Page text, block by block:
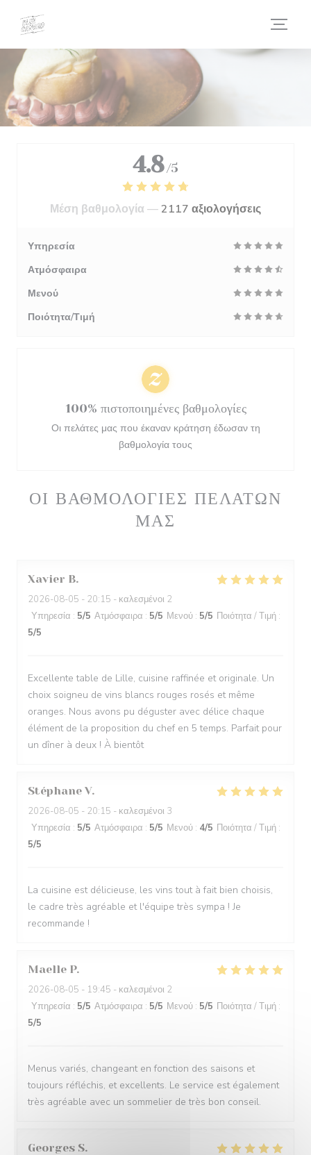
ΟΙ ΒΑΘΜΟΛΟΓΊΕΣ ΠΕΛΑΤΏΝ
ΜΑΣ
Xavier B
2026-08-05 - 20:15 - καλεσμένοι 2
Υπηρεσία : 5/5 Ατμόσφαιρα : 5/5 Μενού : 5/5 Ποιότητα / Τιμή :
5/5
Excellente table de Lille, cuisine raffinée et originale. Un
choix soigneu de vins blancs rouges rosés et même
oranges. Nous avons pu déguster avec délice chaque
élément de la proposition du chef en 5 temps. Parfait pour
un dîner à deux ! À bientôt
Stéphane V
2026-08-05 - 20:15 - καλεσμένοι 3
Υπηρεσία : 5/5 Ατμόσφαιρα : 5/5 Μενού : 4/5 Ποιότητα / Τιμή :
5/5
La cuisine est délicieuse, les vins tout à fait bien choisis,
le cadre très agréable et l'équipe très sympa ! Je
recommande !
Maelle P
2026-08-05 - 19:45 - καλεσμένοι 2
Υπηρεσία : 5/5 Ατμόσφαιρα : 5/5 Μενού : 5/5 Ποιότητα / Τιμή :
5/5
Menus variés, changeant en fonction des saisons et
toujours réfléchis, et excellents. Le service est également
très agréable avec un sommelier de très bon conseil.
Georges S
4.8 /5
Μέση βαθμολογία —2117 αξιολογήσεις
Υπηρεσία
Ατμόσφαιρα
Μενού
Ποιότητα/Τιμή
100% πιστοποιημένες βαθμολογίες
Οι πελάτες μας που έκαναν κράτηση έδωσαν τη
βαθμολογία τους